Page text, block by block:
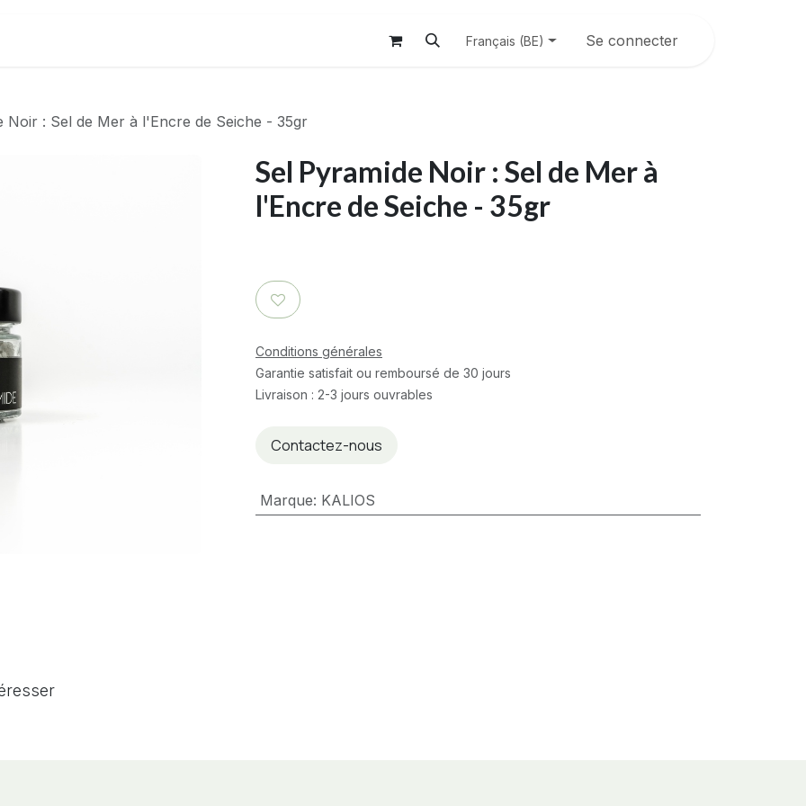
Français (BE) Se connecter
Noir : Sel de Mer à l'Encre de Seiche - 35gr
Sel Pyramide Noir : Sel de Mer à
l'Encre de Seiche - 35gr
Conditions générales
Garantie satisfait ou remboursé de 30 jours
Livraison : 2-3 jours ouvrables
Contactez-nous
Marque: KALIOS